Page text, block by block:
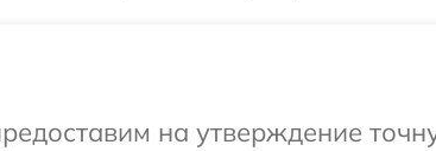
на утверждение